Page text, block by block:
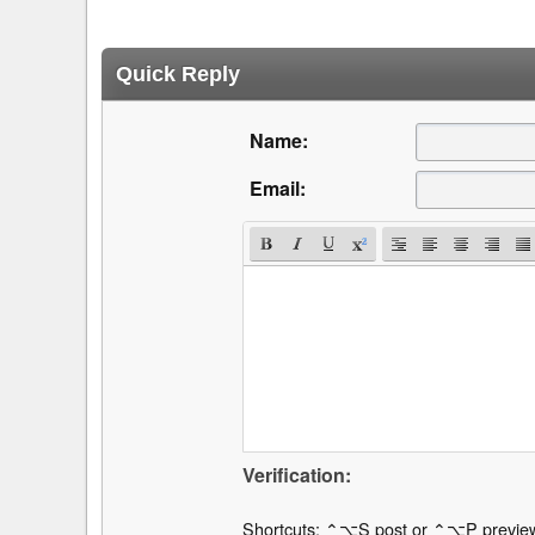
Quick Reply
Name:
Email:
Verification:
Shortcuts: ⌃⌥S post or ⌃⌥P